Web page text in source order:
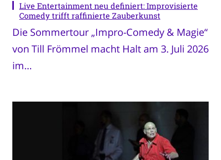
Live Entertainment neu definiert: Improvisierte
Comedy trifft raffinierte Zauberkunst
Die Sommertour „Impro-Comedy & Magie“
von Till Frömmel macht Halt am 3. Juli 2026
im…